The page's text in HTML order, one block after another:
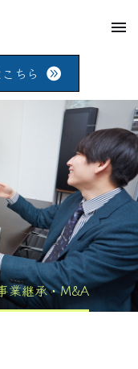
ちら
業継承・M&A